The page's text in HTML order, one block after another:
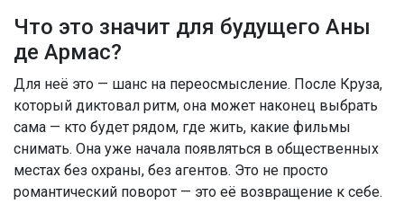
Что это значит для будущего Аны
де Армас?
Для неё это — шанс на переосмысление. После Круза,
который диктовал ритм, она может наконец выбрать
сама — кто будет рядом, где жить, какие фильмы
снимать. Она уже начала появляться в общественных
местах без охраны, без агентов. Это не просто
романтический поворот — это её возвращение к себе.